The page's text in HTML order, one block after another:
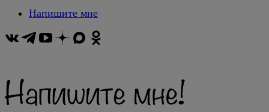
Напишите мне